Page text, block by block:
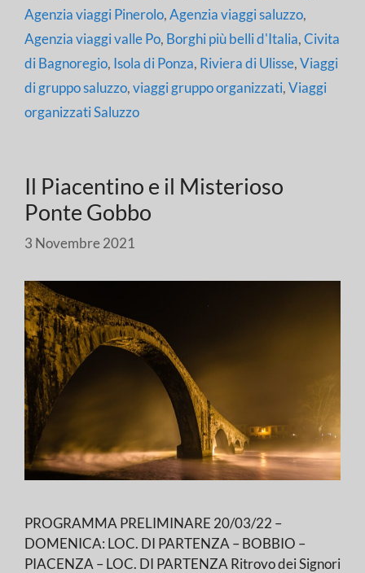
Agenzia viaggi Pinerolo,Agenzia viaggi saluzzo,
Agenzia viaggi valle Po, Borghi più belli d'Italia,Civita
di Bagnoregio, Isola di Ponza, Riviera di Ulisse,Viaggi
di gruppo saluzzo,viaggi gruppo organizzati,Viaggi
organizzati Saluzzo
Il Piacentino e il Misterioso
Ponte Gobbo
3 Novembre 2021
PROGRAMMA PRELIMINARE 20/03/22 –
DOMENICA: LOC. DI PARTENZA – BOBBIO –
PIACENZA – LOC. DI PARTENZA Ritrovo dei Signori